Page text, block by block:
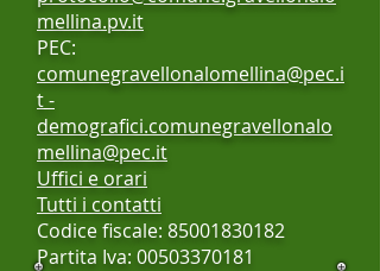
mellina.pv.it
PEC:
comunegravellonalomellina@pec.i
t-
demografici.comunegravellonalo
mellina@pec.it
Uffici e orari
Tutti i contatti
Codice fiscale: 85001830182
Partita Iva: 00503370181